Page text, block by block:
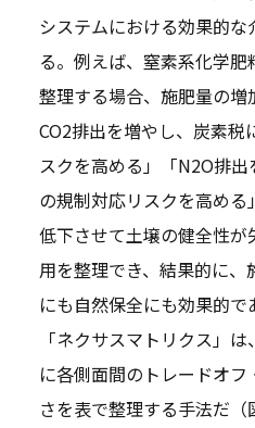
システムにおける効果的
る。例えば、窒素系化学
整理する場合、施肥量の
CO2排出を増やし、炭素税
スクを高める」「N2O排
の規制対応リスクを高め
低下させて土壌の健全性
用を整理でき、結果的に、
にも自然保全にも効果的で
「ネクサスマトリクス」
に各側面間のトレードオ
さを表で整理する手法だ